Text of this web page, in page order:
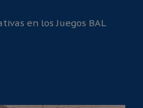
en los Juegos BAL